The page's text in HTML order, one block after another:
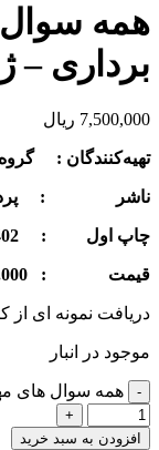
همه
برداری –
7,500,000 ریال
تهيه‌كنندگان :
ناشر :
چاپ اول : 1402
قيمت : 200.000تومان
دریافت نمونه ای از
موجود در انبار
همه سوال های
افزودن به سبد خرید